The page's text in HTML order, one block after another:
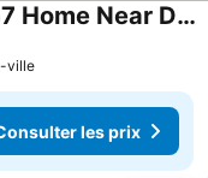
The Bishop | Remodeled 1957 Home Near Downtown Sheridan WY | Sleeps 6 | King + Full + Twin + Sofa | BBQ Deck | In-Unit Laundry | Wyo Stays Concierge |
ville
les prix